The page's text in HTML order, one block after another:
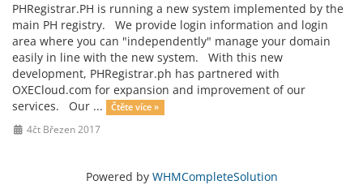
PHRegistrar.PH is running a new system implemented by the
main PH registry. We provide login information and login
area where you can "independently" manage your domain
easily in line with the new system. With this new
development, PHRegistrar.ph has partnered with
OXECloud.com for expansion and improvement of our
services. Our ...
Čtěte více »
4čt Březen 2017
Powered by WHMCompleteSolution